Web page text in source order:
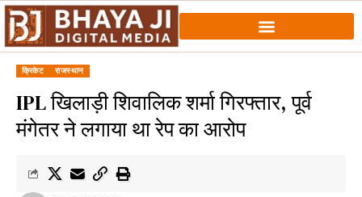
क्रिकेट राजस्थान
IPL खिलाड़ी शिवालिक शर्मा गिरफ्तार, पूर्व
मंगेतर ने लगाया था रेप का आरोप